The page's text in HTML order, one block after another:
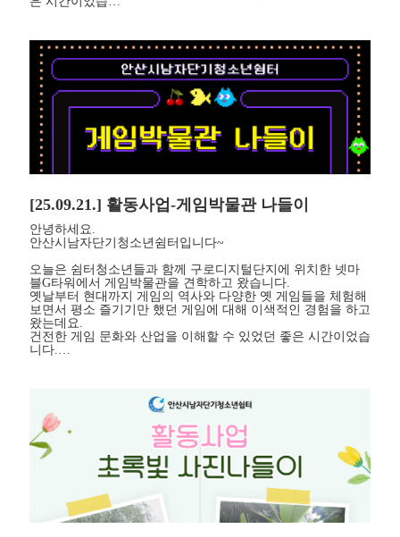
[25.09.21.] 활동사업-게임박물관 나들이
안녕하세요.
안산시남자단기청소년쉼터입니다~
오늘은 쉼터청소년들과 함께 구로디지털단지에 위치한 넷마
블G타워에서 게임박물관을 견학하고 왔습니다.
옛날부터 현대까지 게임의 역사와 다양한 옛 게임들을 체험해
보면서 평소 즐기기만 했던 게임에 대해 이색적인 경험을 하고
왔는데요.
건전한 게임 문화와 산업을 이해할 수 있었던 좋은 시간이었습
니다.…